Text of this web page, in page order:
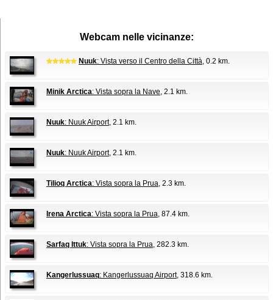
Webcam nelle vicinanze:
Nuuk: Vista verso il Centro della Città, 0.2 km.
Minik Arctica: Vista sopra la Nave, 2.1 km.
Nuuk: Nuuk Airport, 2.1 km.
Nuuk: Nuuk Airport, 2.1 km.
Tilioq Arctica: Vista sopra la Prua, 2.3 km.
Irena Arctica: Vista sopra la Prua, 87.4 km.
Sarfaq Ittuk: Vista sopra la Prua, 282.3 km.
Kangerlussuaq: Kangerlussuaq Airport, 318.6 km.